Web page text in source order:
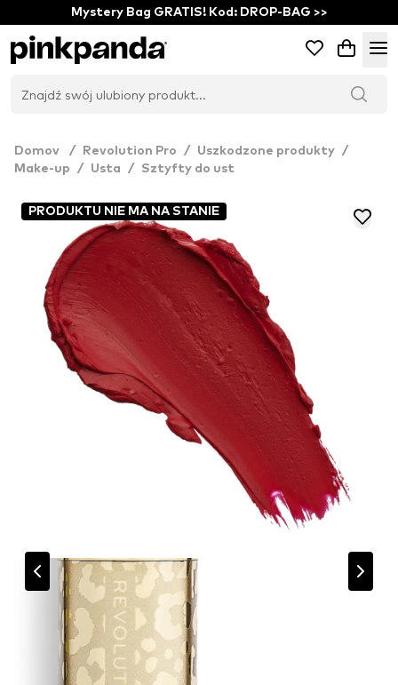
Mystery Bag GRATIS! Kod: DROP-BAG >>
Domov / Revolution Pro / Uszkodzone produkty /
Make-up
/ Usta / Sztyfty do ust
PRODUKTU NIE MA NA STANIE